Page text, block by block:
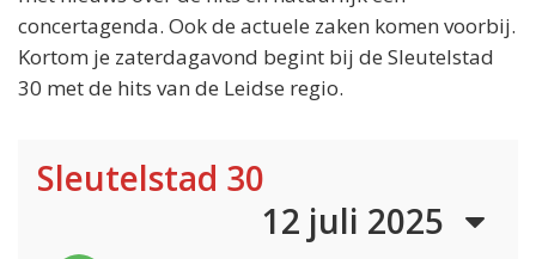
concertagenda. Ook de actuele zaken komen voorbij.
Kortom je zaterdagavond begint bij de Sleutelstad
30 met de hits van de Leidse regio.
Sleutelstad 30
12 juli 2025